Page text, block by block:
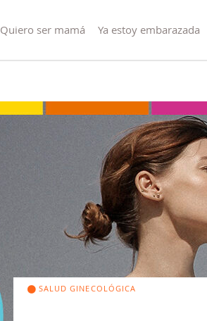
Quiero ser mamá Ya estoy embarazada
SALUD GINECOLÓGICA